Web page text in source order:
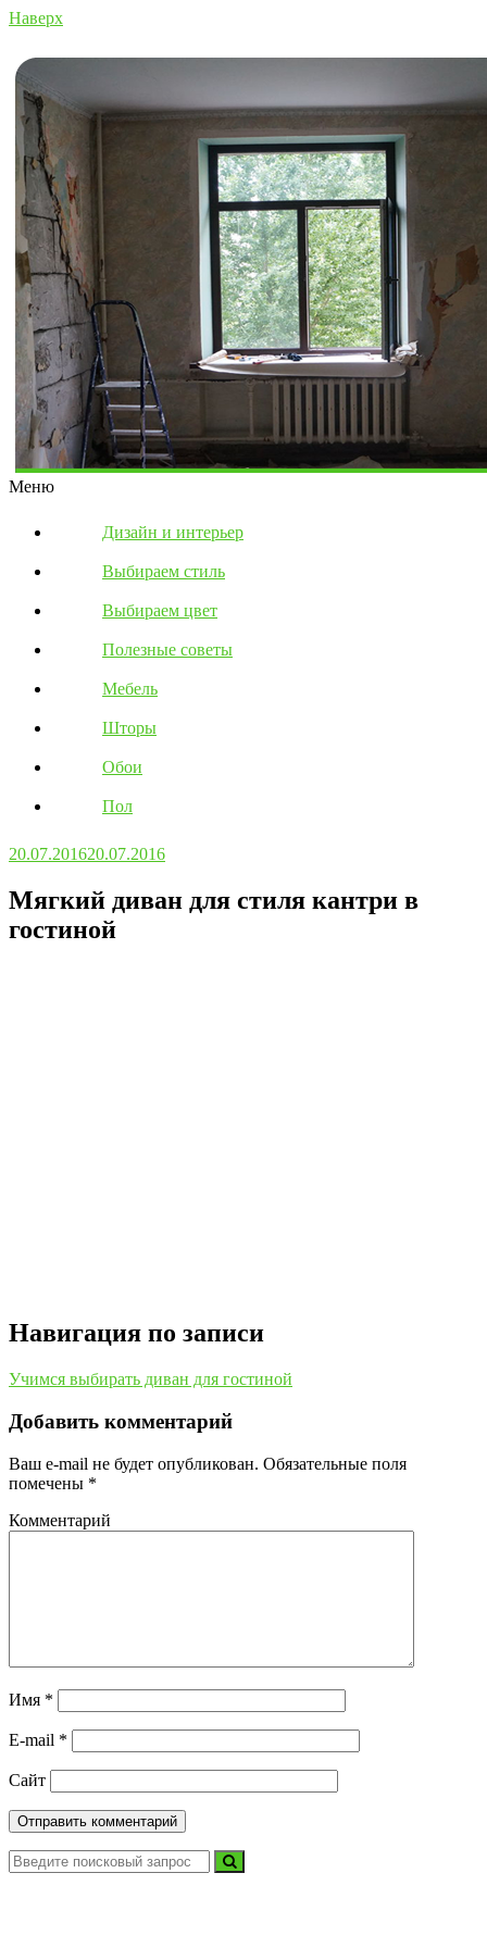
Наверх
Меню
Дизайн и интерьер
Выбираем стиль
Выбираем цвет
Полезные советы
Мебель
Шторы
Обои
Пол
20.07.201620.07.2016
Мягкий диван для стиля кантри в
гостиной
Навигация по записи
Учимся выбирать диван для гостиной
Добавить комментарий
Ваш e-mail не будет опубликован. Обязательные поля
помечены *
Комментарий
Имя *
E-mail *
Сайт